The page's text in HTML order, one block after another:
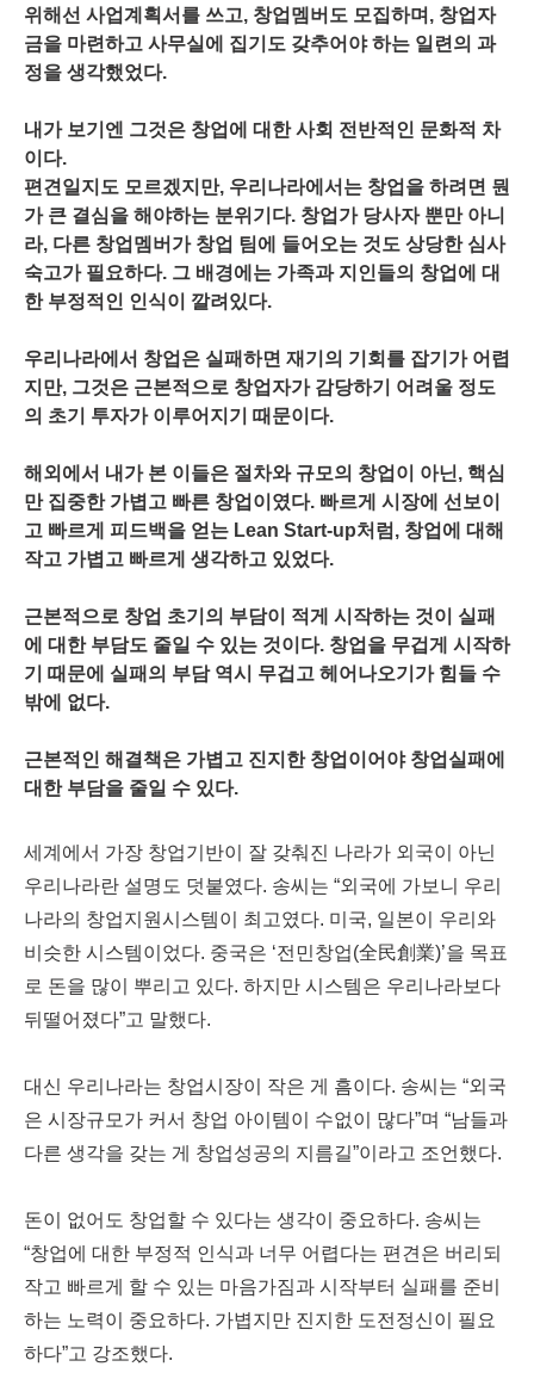
위해선 사업계획서를 쓰고, 창업멤버도 모집하며, 창업자
금을 마련하고 사무실에 집기도 갖추어야 하는 일련의 과
정을 생각했었다.
내가 보기엔 그것은 창업에 대한 사회 전반적인 문화적 차
이다.
편견일지도 모르겠지만, 우리나라에서는 창업을 하려면 뭔
가 큰 결심을 해야하는 분위기다. 창업가 당사자 뿐만 아니
라, 다른 창업멤버가 창업 팀에 들어오는 것도 상당한 심사
숙고가 필요하다. 그 배경에는 가족과 지인들의 창업에 대
한 부정적인 인식이 깔려있다.
우리나라에서 창업은 실패하면 재기의 기회를 잡기가 어렵
지만, 그것은 근본적으로 창업자가 감당하기 어려울 정도
의 초기 투자가 이루어지기 때문이다.
해외에서 내가 본 이들은 절차와 규모의 창업이 아닌, 핵심
만 집중한 가볍고 빠른 창업이였다. 빠르게 시장에 선보이
고 빠르게 피드백을 얻는 Lean Start-up처럼, 창업에 대해
작고 가볍고 빠르게 생각하고 있었다.
근본적으로 창업 초기의 부담이 적게 시작하는 것이 실패
에 대한 부담도 줄일 수 있는 것이다. 창업을 무겁게 시작하
기 때문에 실패의 부담 역시 무겁고 헤어나오기가 힘들 수
밖에 없다.
근본적인 해결책은 가볍고 진지한 창업이어야 창업실패에
대한 부담을 줄일 수 있다.
세계에서 가장 창업기반이 잘 갖춰진 나라가 외국이 아닌
우리나라란 설명도 덧붙였다. 송씨는 “외국에 가보니 우리
나라의 창업지원시스템이 최고였다. 미국, 일본이 우리와
비슷한 시스템이었다. 중국은 ‘전민창업(全民創業)’을 목표
로 돈을 많이 뿌리고 있다. 하지만 시스템은 우리나라보다
뒤떨어졌다”고 말했다.
대신 우리나라는 창업시장이 작은 게 흠이다. 송씨는 “외국
은 시장규모가 커서 창업 아이템이 수없이 많다”며 “남들과
다른 생각을 갖는 게 창업성공의 지름길”이라고 조언했다.
돈이 없어도 창업할 수 있다는 생각이 중요하다. 송씨는
“창업에 대한 부정적 인식과 너무 어렵다는 편견은 버리되
작고 빠르게 할 수 있는 마음가짐과 시작부터 실패를 준비
하는 노력이 중요하다. 가볍지만 진지한 도전정신이 필요
하다”고 강조했다.